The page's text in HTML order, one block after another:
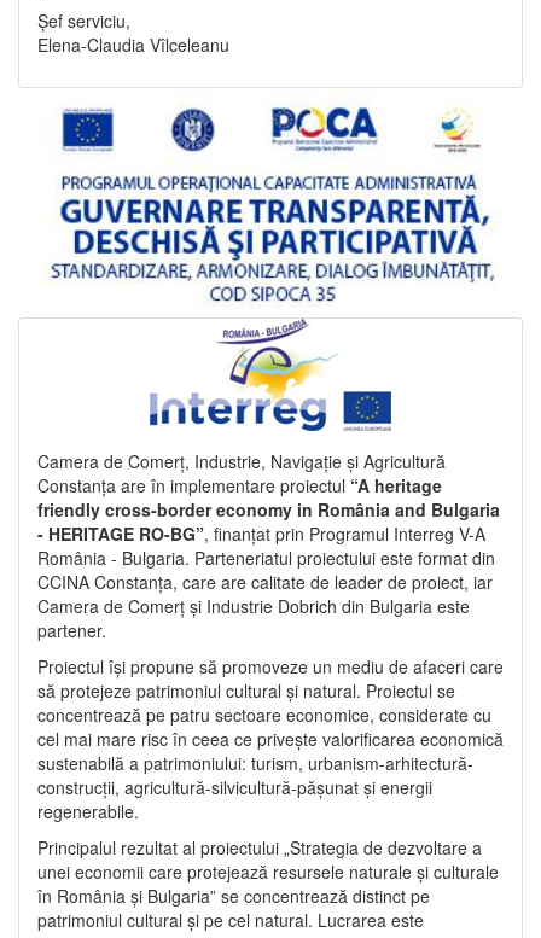
Șef serviciu,
Elena-Claudia Vîlceleanu
Camera de Comerț, Industrie, Navigație și Agricultură
Constanța are în implementare proiectul “A heritage
friendly cross-border economy in România and Bulgaria
- HERITAGE RO-BG”, finanțat prin Programul Interreg V-A
România - Bulgaria. Parteneriatul proiectului este format din
CCINA Constanța, care are calitate de leader de proiect, iar
Camera de Comerț și Industrie Dobrich din Bulgaria este
partener.
Proiectul își propune să promoveze un mediu de afaceri care
să protejeze patrimoniul cultural și natural. Proiectul se
concentrează pe patru sectoare economice, considerate cu
cel mai mare risc în ceea ce privește valorificarea economică
sustenabilă a patrimoniului: turism, urbanism-arhitectură-
construcții, agricultură-silvicultură-pășunat și energii
regenerabile.
Principalul rezultat al proiectului „Strategia de dezvoltare a
unei economii care protejează resursele naturale și culturale
în România și Bulgaria” se concentrează distinct pe
patrimoniul cultural și pe cel natural. Lucrarea este